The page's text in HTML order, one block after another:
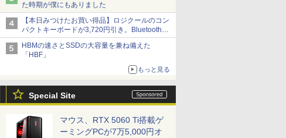
た時期が僕にもありました
【本日みつけたお買い得品】ロジクールのコン
パクトキーボードが3,720円引き。Bluetoothで3
台接続対応
HBMの速さとSSDの大容量を兼ね備えた
「HBF」
もっと見る
Special Site
マウス、RTX 5060 Ti搭載ゲ
ーミングPCが7万5,000円オ